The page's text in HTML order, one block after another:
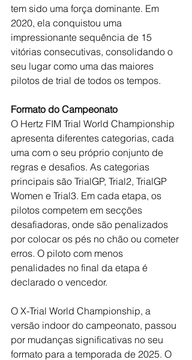
tem sido uma força dominante. Em
2020, ela conquistou uma
impressionante sequência de 15
vitórias consecutivas, consolidando o
seu lugar como uma das maiores
pilotos de trial de todos os tempos.
Formato do Campeonato
O Hertz FIM Trial World Championship
apresenta diferentes categorias, cada
uma com o seu próprio conjunto de
regras e desafios. As categorias
principais são TrialGP, Trial2, TrialGP
Women e Trial3. Em cada etapa, os
pilotos competem em secções
desafiadoras, onde são penalizados
por colocar os pés no chão ou cometer
erros. O piloto com menos
penalidades no final da etapa é
declarado o vencedor.
O X-Trial World Championship, a
versão indoor do campeonato, passou
por mudanças significativas no seu
formato para a temporada de 2025. O